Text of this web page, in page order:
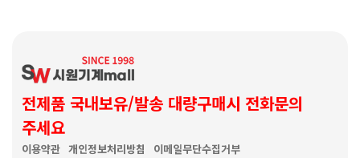
전제품 국내보유/발송 대량구매시 전화문의
주세요
이용약관 개인정보처리방침 이메일무단수집거부